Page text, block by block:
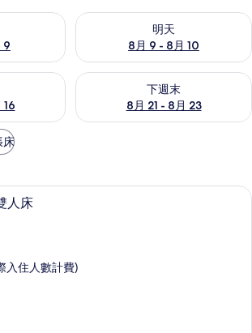
9
9) 的供應情況
明天
8月 9 - 8月 10
查看明天 (8月 9 - 8月 10) 的供
16
月 16) 的供應情況
下週末
8月 21 - 8月 23
查看下週末 (8月 21 - 8月 23)
床
標準客房, 1 張加大雙人床 | 客房內保
人床
入住人數計費)